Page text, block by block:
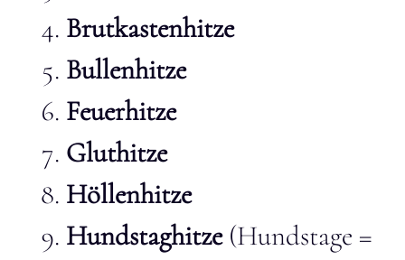
Brutkastenhitze
Bullenhitze
Feuerhitze
Gluthitze
Höllenhitze
Hundstaghitze(Hundstage =